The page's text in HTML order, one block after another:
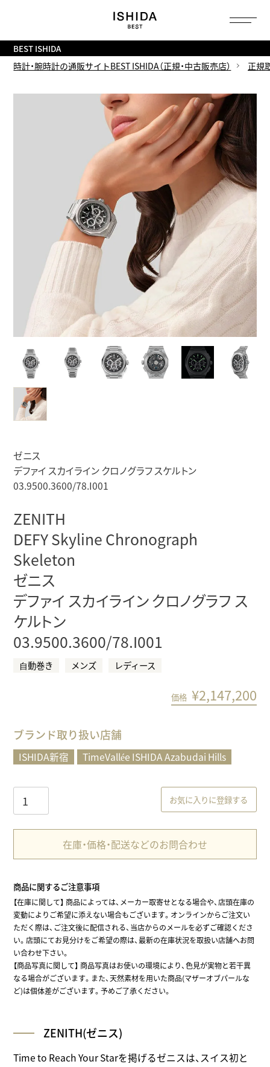
BEST ISHIDA
時計・腕時計の通販サイトBEST ISHIDA（正規・中古販売店）
正規
ゼニス
デファイ スカイライン クロノグラフ スケルトン
03.9500.3600/78.I001
ZENITH
DEFY Skyline Chronograph
Skeleton
ゼニス
デファイ スカイライン クロノグラフ ス
ケルトン
03.9500.3600/78.I001
⾃動巻き メンズ レディース
価格 ¥2,147,200
ブランド取り扱い店舗
ISHIDA新宿 TimeVallée ISHIDA Azabudai Hills
お気に入りに登録する
在庫・価格・配送などのお問合わせ
商品に関するご注意事項
【在庫に関して】商品によっては、メーカー取寄せとなる場合や、店頭在庫の
変動によりご希望に添えない場合もございます。オンラインからご注文い
ただく際は、ご注文後に配信される、当店からのメールを必ずご確認くださ
い。店頭にてお見分けをご希望の際は、最新の在庫状況を取扱い店舗へお問
い合わせ下さい。
【商品写真に関して】 商品写真はお使いの環境により、色見が実物と若干異
なる場合がございます。また、天然素材を用いた商品(マザーオブパールな
ど)は個体差がございます。予めご了承ください。
ZENITH(ゼニス)
Time to Reach Your Starを掲げるゼニスは、スイス初と
へ